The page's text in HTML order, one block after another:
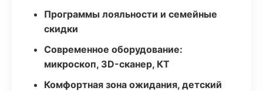
Программы лояльности и семейные
скидки
Современное оборудование:
микроскоп, 3D-сканер, КТ
Комфортная зона ожидания, детский